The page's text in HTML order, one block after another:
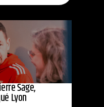
Sage,
Lyon